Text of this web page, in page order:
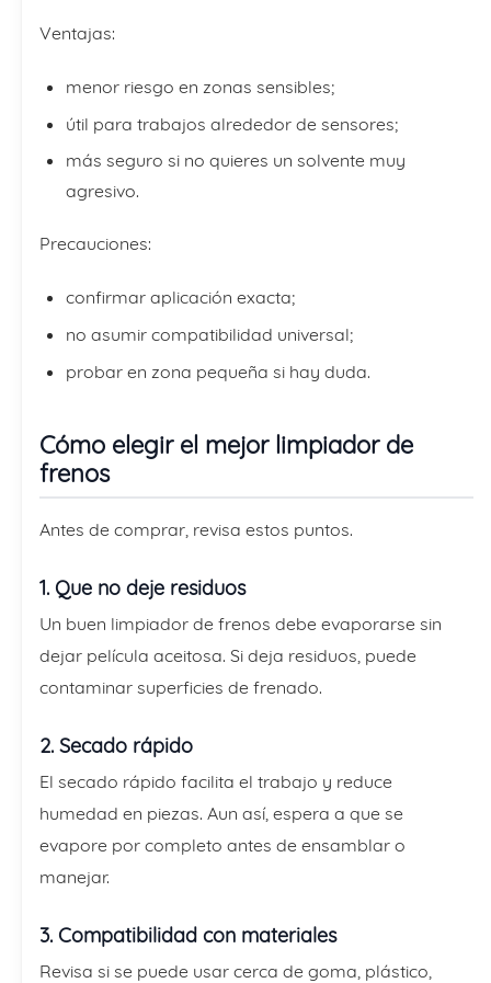
Ventajas:
menor riesgo en zonas sensibles;
útil para trabajos alrededor de sensores;
más seguro si no quieres un solvente muy
agresivo.
Precauciones:
confirmar aplicación exacta;
no asumir compatibilidad universal;
probar en zona pequeña si hay duda.
Cómo elegir el mejor limpiador de
frenos
Antes de comprar, revisa estos puntos.
1. Que no deje residuos
Un buen limpiador de frenos debe evaporarse sin
dejar película aceitosa. Si deja residuos, puede
contaminar superficies de frenado.
2. Secado rápido
El secado rápido facilita el trabajo y reduce
humedad en piezas. Aun así, espera a que se
evapore por completo antes de ensamblar o
manejar.
3. Compatibilidad con materiales
Revisa si se puede usar cerca de goma, plástico,